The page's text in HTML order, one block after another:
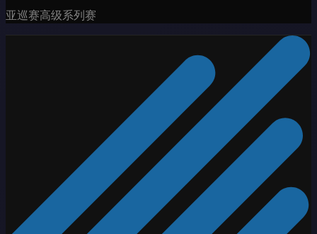
亚巡赛高级系列赛